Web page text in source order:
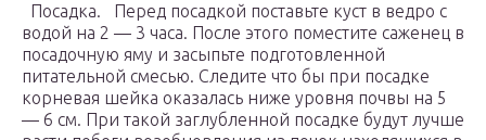
Посадка. Перед посадкой поставьте куст в ведро с
водой на 2 — 3 часа. После этого поместите саженец в
посадочную яму и засыпьте подготовленной
питательной смесью. Следите что бы при посадке
корневая шейка оказалась ниже уровня почвы на 5
— 6 см. При такой заглубленной посадке будут лучше